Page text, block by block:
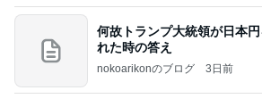
何故トランプ大統領が日本
れた時の答え
nokoarikonのブログ 3日前